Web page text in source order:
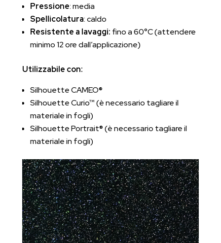
Pressione: media
Spellicolatura: caldo
Resistente a lavaggi: fino a 60°C (attendere
minimo 12 ore dall’applicazione)
Utilizzabile con:
Silhouette CAMEO®
Silhouette Curio™ (è necessario tagliare il
materiale in fogli)
Silhouette Portrait® (è necessario tagliare il
materiale in fogli)